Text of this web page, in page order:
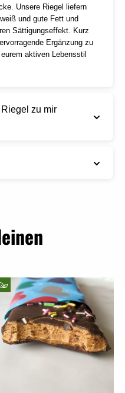
Unsere Riegel liefern
und gute Fett und
Sättigungseffekt. Kurz
Ergänzung zu
aktiven Lebensstil
zu mir